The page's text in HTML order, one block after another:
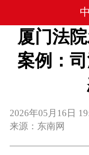
厦门法
案例：
2026年05月16日
来源：东南网